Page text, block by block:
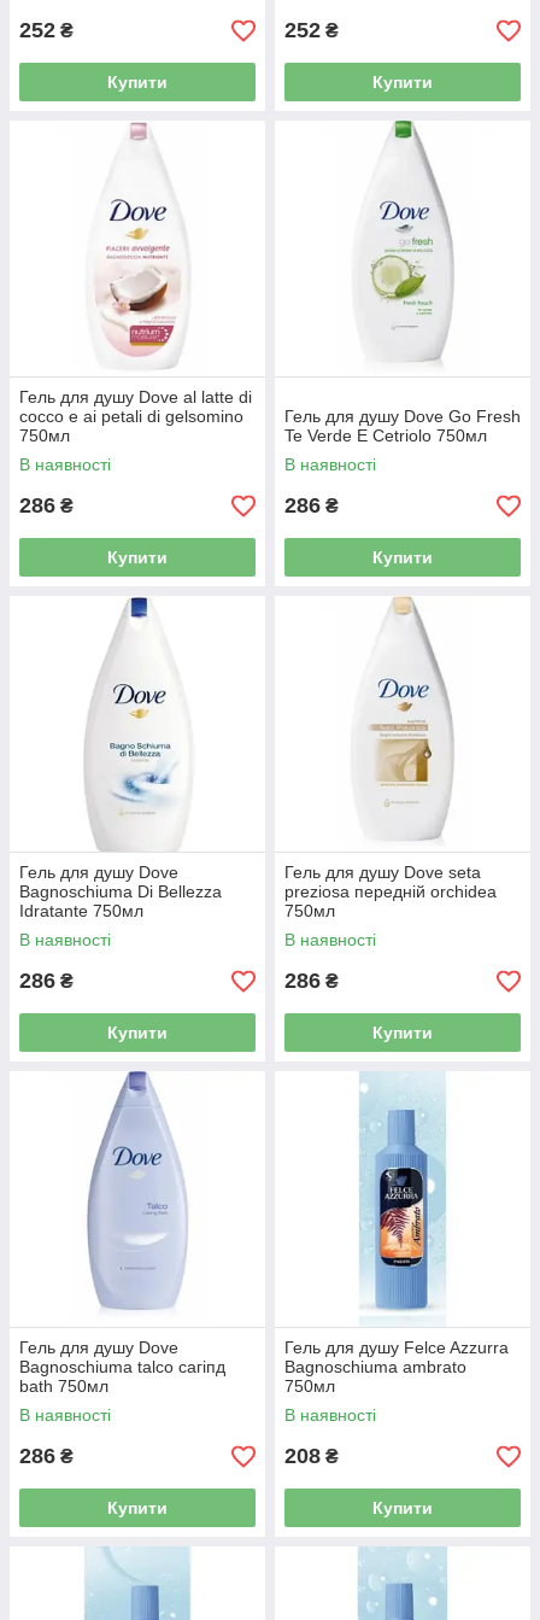
252 ₴
Купити
252 ₴
Купити
Гель для душу Dove al latte di
cocco e ai petali di gelsomino
750мл
В наявності
286 ₴
Купити
Гель для душу Dove Go Fresh
Te Verde E Cetriolo 750мл
В наявності
286 ₴
Купити
Гель для душу Dove
Bagnoschiuma Di Bellezza
Idratante 750мл
В наявності
286 ₴
Купити
Гель для душу Dove seta
preziosa передній orchidea
750мл
В наявності
286 ₴
Купити
Гель для душу Dove
Bagnoschiuma talco сагіпд
bath 750мл
В наявності
286 ₴
Купити
Гель для душу Felce Azzurra
Bagnoschiuma ambrato
750мл
В наявності
208 ₴
Купити